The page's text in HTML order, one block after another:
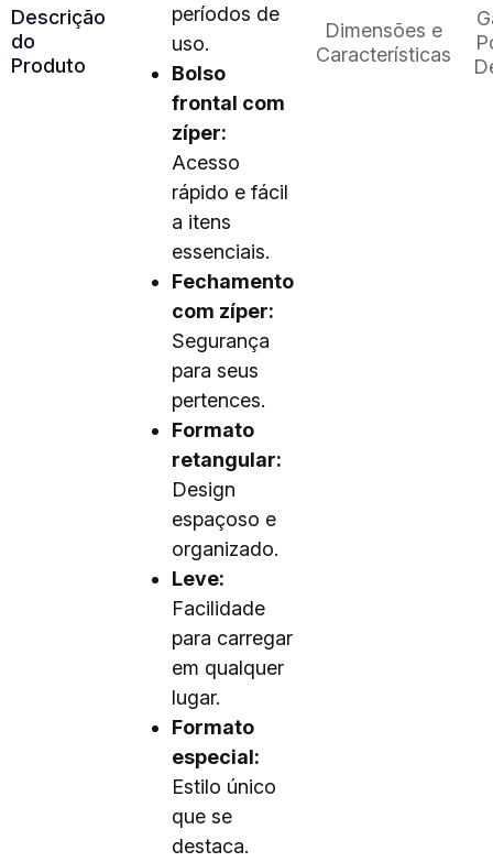
Descrição
do
Produto
períodos de
uso.
Bolso
frontal com
zíper:
Acesso
rápido e fácil
a itens
essenciais.
Fechamento
com zíper:
Segurança
para seus
pertences.
Formato
retangular:
Design
espaçoso e
organizado.
Leve:
Facilidade
para carregar
em qualquer
lugar.
Formato
especial:
Estilo único
que se
destaca.
Dimensões e
Características